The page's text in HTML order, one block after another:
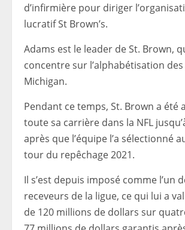
d’infirmière pour diriger
lucratif St Brown’s.
Adams est le leader de St. Brown,
concentre sur l’alphabétisation
Michigan.
Pendant ce temps, St. Brown a été
toute sa carrière dans la NFL
après que l’équipe l’a sélectionné
tour du repêchage 2021.
Il s’est depuis imposé comme l’un
receveurs de la ligue, ce qui lui a
de 120 millions de dollars sur